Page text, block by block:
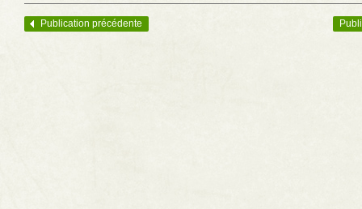
Navigation des articles
Publication précédente